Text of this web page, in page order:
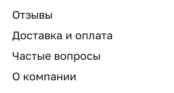
Отзывы
Доставка и оплата
Частые вопросы
О компании